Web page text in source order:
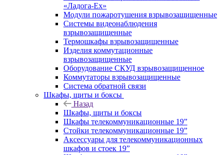
«Ладога-Ex»
Модули пожаротушения взрывозащищенные
Системы видеонаблюдения
взрывозащищенные
Термошкафы взрывозащищенные
Изделия коммутационные
взрывозащищенные
Оборудование СКУД взрывозащищенное
Коммутаторы взрывозащищенные
Система обратной связи
Шкафы, щиты и боксы
Назад
Шкафы, щиты и боксы
Шкафы телекоммуникационные 19”
Стойки телекоммуникационные 19”
Аксессуары для телекоммуникационных
шкафов и стоек 19”